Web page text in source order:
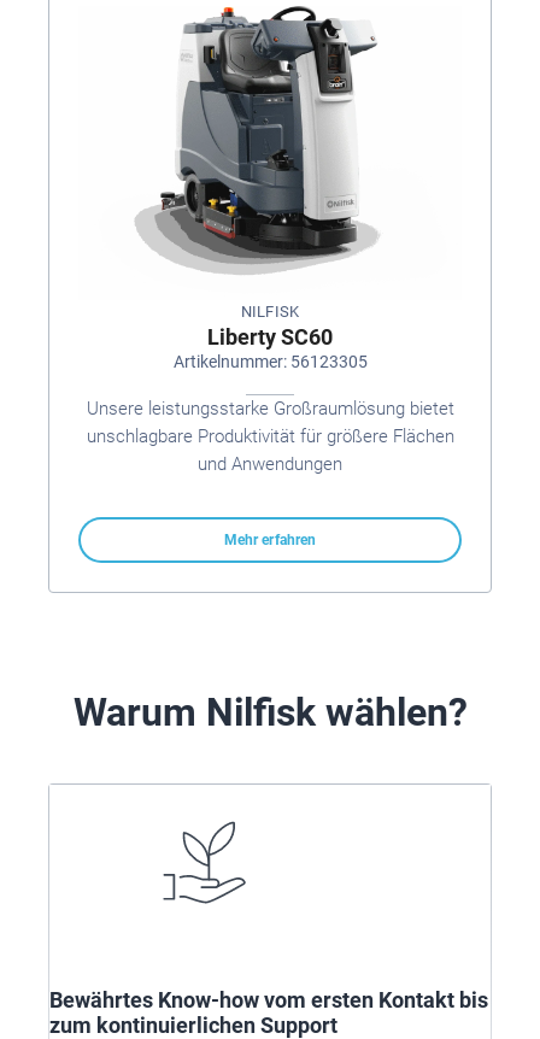
NILFISK
Liberty SC60
Artikelnummer: 56123305
Unsere leistungsstarke Großraumlösung bietet
unschlagbare Produktivität für größere Flächen
und Anwendungen
Mehr erfahren
Warum Nilfisk wählen?
Bewährtes Know-how vom ersten Kontakt bis
zum kontinuierlichen Support